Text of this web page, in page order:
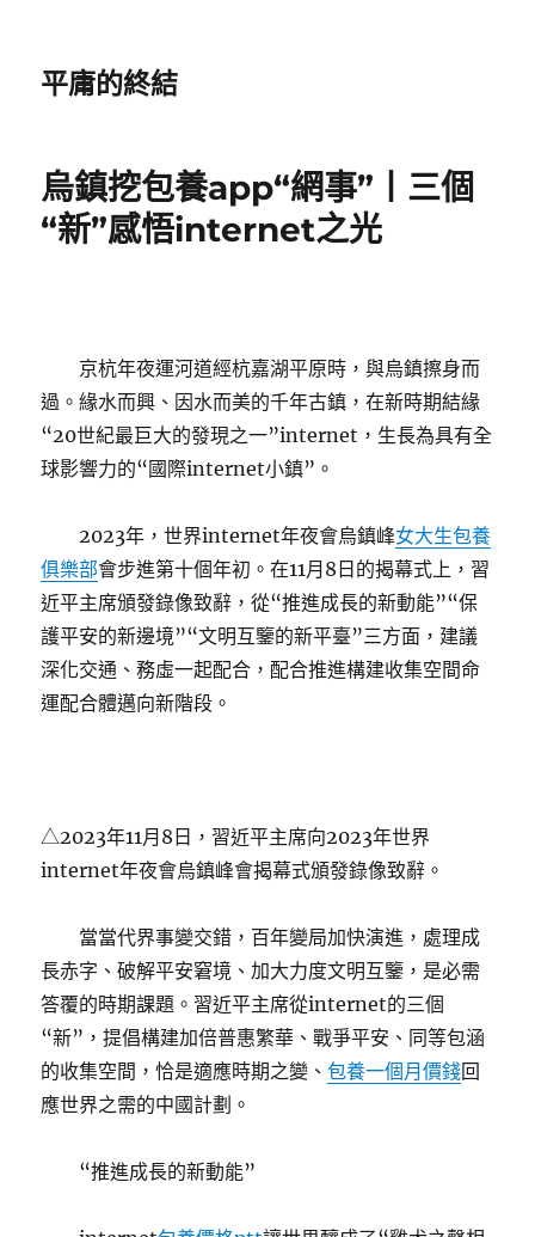
平庸的終結
烏鎮挖包養app“網事”丨三個
“新”感悟internet之光
京杭年夜運河道經杭嘉湖平原時，與烏鎮擦身而
過。緣水而興、因水而美的千年古鎮，在新時期結緣
“20世紀最巨大的發現之一”internet，生長為具有全
球影響力的“國際internet小鎮”。
2023年，世界internet年夜會烏鎮峰女大生包養
俱樂部會步進第十個年初。在11月8日的揭幕式上，習
近平主席頒發錄像致辭，從“推進成長的新動能”“保
護平安的新邊境”“文明互鑒的新平臺”三方面，建議
深化交通、務虛一起配合，配合推進構建收集空間命
運配合體邁向新階段。
△2023年11月8日，習近平主席向2023年世界
internet年夜會烏鎮峰會揭幕式頒發錄像致辭。
當當代界事變交錯，百年變局加快演進，處理成
長赤字、破解平安窘境、加大力度文明互鑒，是必需
答覆的時期課題。習近平主席從internet的三個
“新”，提倡構建加倍普惠繁華、戰爭平安、同等包涵
的收集空間，恰是適應時期之變、包養一個月價錢回
應世界之需的中國計劃。
“推進成長的新動能”